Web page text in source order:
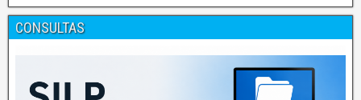
CONSULTAS